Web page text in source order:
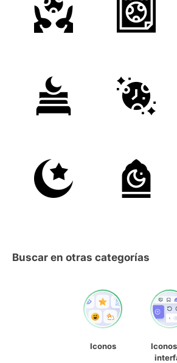
Buscar en otras categorías
Iconos